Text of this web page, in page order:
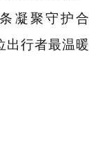
凝聚守护合
出行者最温暖